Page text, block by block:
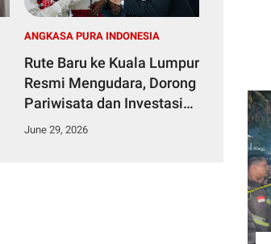
ANGKASA PURA INDONESIA
Rute Baru ke Kuala Lumpur
Resmi Mengudara, Dorong
Pariwisata dan Investasi
Kalimantan Selatan
June 29, 2026